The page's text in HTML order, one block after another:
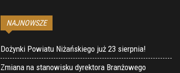
NAJNOWSZE
Dożynki Powiatu Niżańskiego już 23 sierpnia!
Zmiana na stanowisku dyrektora Branżowego